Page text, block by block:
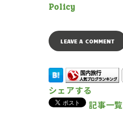
Policy
シェアする
記事一